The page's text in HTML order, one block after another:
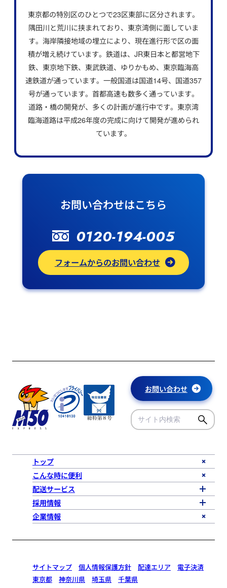
東京都の特別区のひとつで23区東部に区分されます。
隅田川と荒川に挟まれており、東京湾側に面していま
す。海岸隣接地域の埋立により、現在進行形で区の面
積が増え続けています。鉄道は、JR東日本と都営地下
鉄、東京地下鉄、東武鉄道、ゆりかもめ、東京臨海高
速鉄道が通っています。一般国道は国道14号、国道357
号が通っています。首都高速も数多く通っています。
道路・橋の開発が、多くの計画が進行中です。東京湾
臨海道路は平成26年度の完成に向けて開発が進められ
ています。
お問い合わせはこちら
0120-194-005
フォームからのお問い合わせ
お問い合わせ
トップ
こんな時に便利
配送サービス
採用情報
企業情報
サイトマップ 個人情報保護方針 配達エリア
電子決済
東京都
神奈川県 埼玉県 千葉県